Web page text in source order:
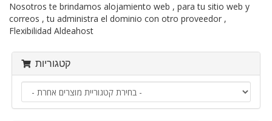
Nosotros te brindamos alojamiento web , para tu sitio web y
correos , tu administra el dominio con otro proveedor ,
Flexibilidad Aldeahost
קטגוריות